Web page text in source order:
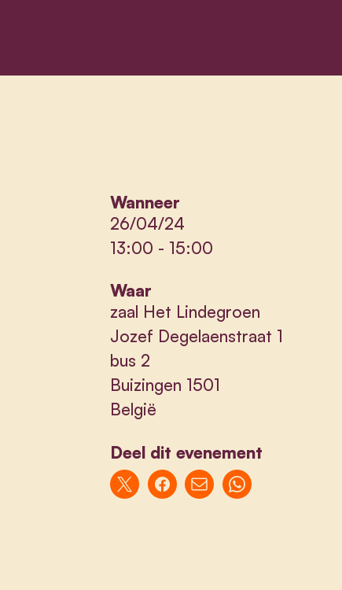
Wanneer
26/04/24
13:00 - 15:00
Waar
zaal Het Lindegroen
Jozef Degelaenstraat 1
bus 2
Buizingen 1501
België
Deel dit evenement